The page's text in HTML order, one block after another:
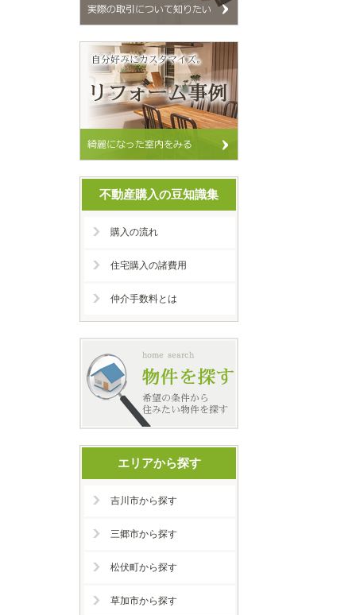
不動産購入の豆知識集
購入の流れ
住宅購入の諸費用
仲介手数料とは
エリアから探す
吉川市から探す
三郷市から探す
松伏町から探す
草加市から探す